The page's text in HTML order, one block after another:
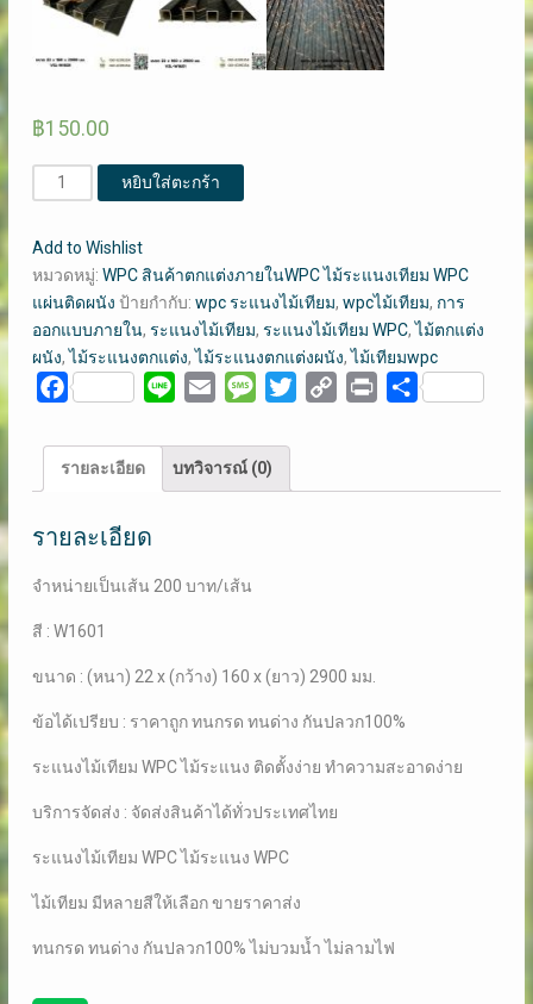
฿150.00
จำนวน
ระแนง
เทียม
WPC
ไม้
ระแนง
ตกแต่ง
ผนัง
ใช้
ภายใน
ชิ้น
หยิบใส่ตะกร้า
Add to Wishlist
หมวดหมู่: WPC สินค้าตกแต่งภายในWPC ไม้ระแนงเทียม WPC
แผ่นติดผนัง ป้ายกำกับ: wpc ระแนงไม้เทียม, wpcไม้เทียม, การ
ออกแบบภายใน, ระแนงไม้เทียม, ระแนงไม้เทียม WPC,ไม้ตกแต่ง
ผนัง,ไม้ระแนงตกแต่ง,ไม้ระแนงตกแต่งผนัง,ไม้เทียมwpc
Facebook Line Email MessageTwitterCopy
Print Share
รายละเอียด บทวิจารณ์ (0)
รายละเอียด
จำหน่ายเป็นเส้น 200 บาท/เส้น
สี : W1601
ขนาด : (หนา) 22 x (กว้าง) 160 x (ยาว) 2900 มม.
ข้อได้เปรียบ : ราคาถูก ทนกรด ทนด่าง กันปลวก100%
ระแนงไม้เทียม WPC ไม้ระแนง ติดตั้งง่าย ทำความสะอาดง่าย
บริการจัดส่ง : จัดส่งสินค้าได้ทั่วประเทศไทย
ระแนงไม้เทียม WPC ไม้ระแนง WPC
ไม้เทียม มีหลายสีให้เลือก ขายราคาส่ง
ทนกรด ทนด่าง กันปลวก100% ไม่บวมน้ำ ไม่ลามไฟ